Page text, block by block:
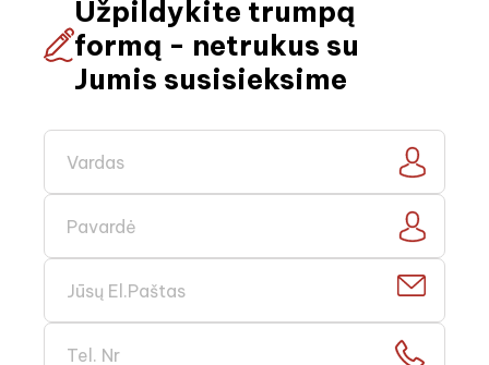
Užpildykite trumpą
formą - netrukus su
Jumis susisieksime